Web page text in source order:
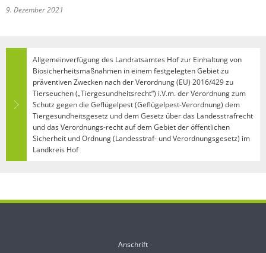
9. Dezember 2021
Allgemeinverfügung des Landratsamtes Hof zur Einhaltung von
Biosicherheitsmaßnahmen in einem festgelegten Gebiet zu
präventiven Zwecken nach der Verordnung (EU) 2016/429 zu
Tierseuchen („Tiergesundheitsrecht“) i.V.m. der Verordnung zum
Schutz gegen die Geflügelpest (Geflügelpest-Verordnung) dem
Tiergesundheitsgesetz und dem Gesetz über das Landesstrafrecht
und das Verordnungs-recht auf dem Gebiet der öffentlichen
Sicherheit und Ordnung (Landesstraf- und Verordnungsgesetz) im
Landkreis Hof
Anschrift